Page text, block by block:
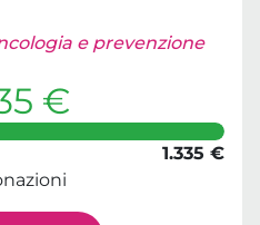
e prevenzione
€
1.335 €